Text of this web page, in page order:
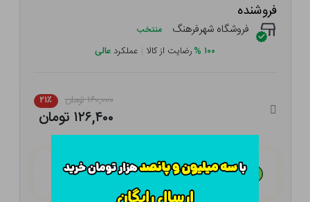
فروشنده
فروشگاه شهرفرهنگ منتخب
۱۰۰ %رضایت از کالا | عملکرد عالی
۱۶۰,۰۰۰ تومان ۲۱٪
۱۲۶,۴۰۰ تومان
هـر قسط با تــرب‌پــی:۳۱,۶۰۰ تومان